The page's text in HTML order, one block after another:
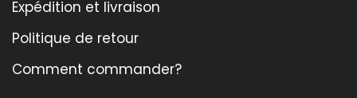
Expédition et livraison
Politique de retour
Comment commander?